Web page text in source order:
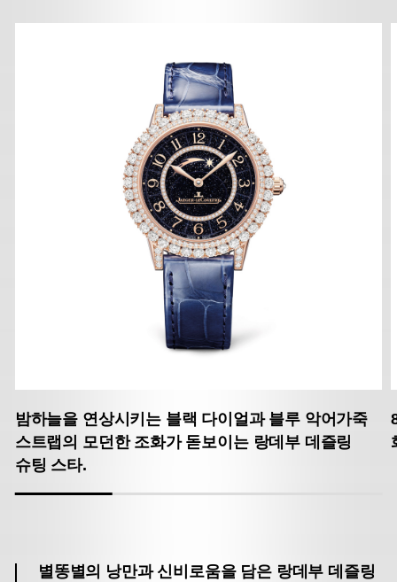
밤하늘을 연상시키는 블랙 다이얼과 블루 악어가죽
스트랩의 모던한 조화가 돋보이는 랑데부 데즐링
슈팅 스타.
별똥별의 낭만과 신비로움을 담은 랑데부 데즐링